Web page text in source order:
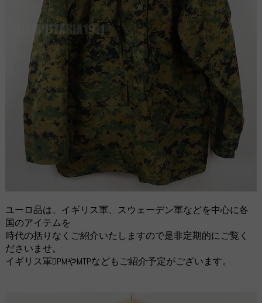
ユーロ品は、イギリス軍、スウェーデン軍などを中心に各
国のアイテムを
時代の括りなくご紹介いたしますので是非定期的にご覧く
ださいませ。
イギリス軍DPMやMTPなどもご紹介予定がございます。